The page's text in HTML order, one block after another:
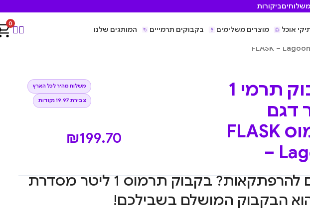
משלוחיםביקורות
אוכל מוצרים משלימים בקבוקים תרמייים המותגים שלנו
0
בקבוק תרמי 1
דגם
תרמוס FLASK
–
₪199.70
משלוח מהיר לכל הארץ
צבירת 19.97 נקודות
צמאים להרפתקאות? בקבוק תרמוס 1 ליטר מסדרת
הוא הבקבוק המושלם בשבילכם!